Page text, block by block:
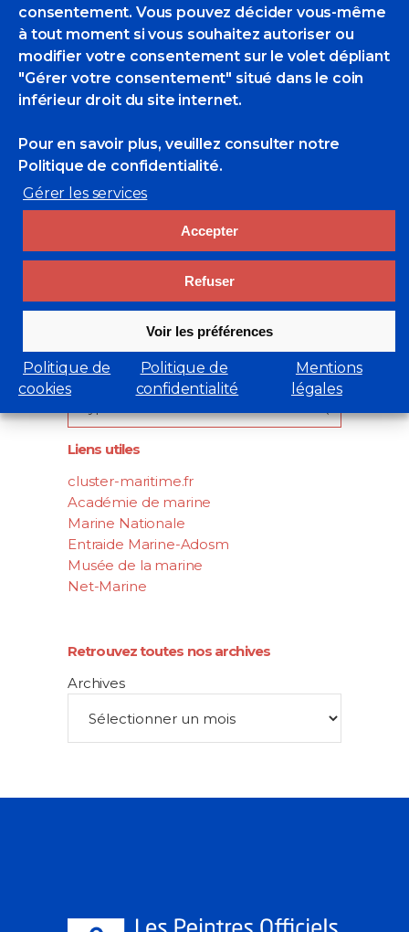
consentement. Vous pouvez décider vous-même
à tout moment si vous souhaitez autoriser ou
modifier votre consentement sur le volet dépliant
"Gérer votre consentement" situé dans le coin
inférieur droit du site internet.
Pour en savoir plus, veuillez consulter notre
Politique de confidentialité.
Gérer les services
Accepter
Refuser
Voir les préférences
Politique de
cookies
Politique de
confidentialité
Mentions
légales
de 15% pour tout achat* sur le site.
EricBadmin Actualités Des POM
Titouan Lamazou
Rechercher
Search
for:
Liens utiles
cluster-maritime.fr
Académie de marine
Marine Nationale
Entraide Marine-Adosm
Musée de la marine
Net-Marine
Retrouvez toutes nos archives
Archives